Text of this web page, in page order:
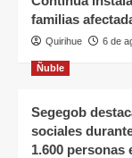
familias
Quirihue 6 de
Ñuble
Segegob
sociales
1.600 personas